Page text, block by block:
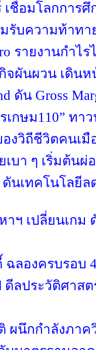
ชื่อมโลกการศึ
มรับความท้าท
รายงานกำไ
จผันผวน เดิน
ดัน Gross
เกษม110” ท
งวิถีชีวิตคนเมื
เบา ๆ เริ่มต้น
นเทคโนโลยีล
าฯ เปลี่ยนเก
ฉลองครบรอบ
ดีลประวัติศาส
ผนึกกำลังภาค